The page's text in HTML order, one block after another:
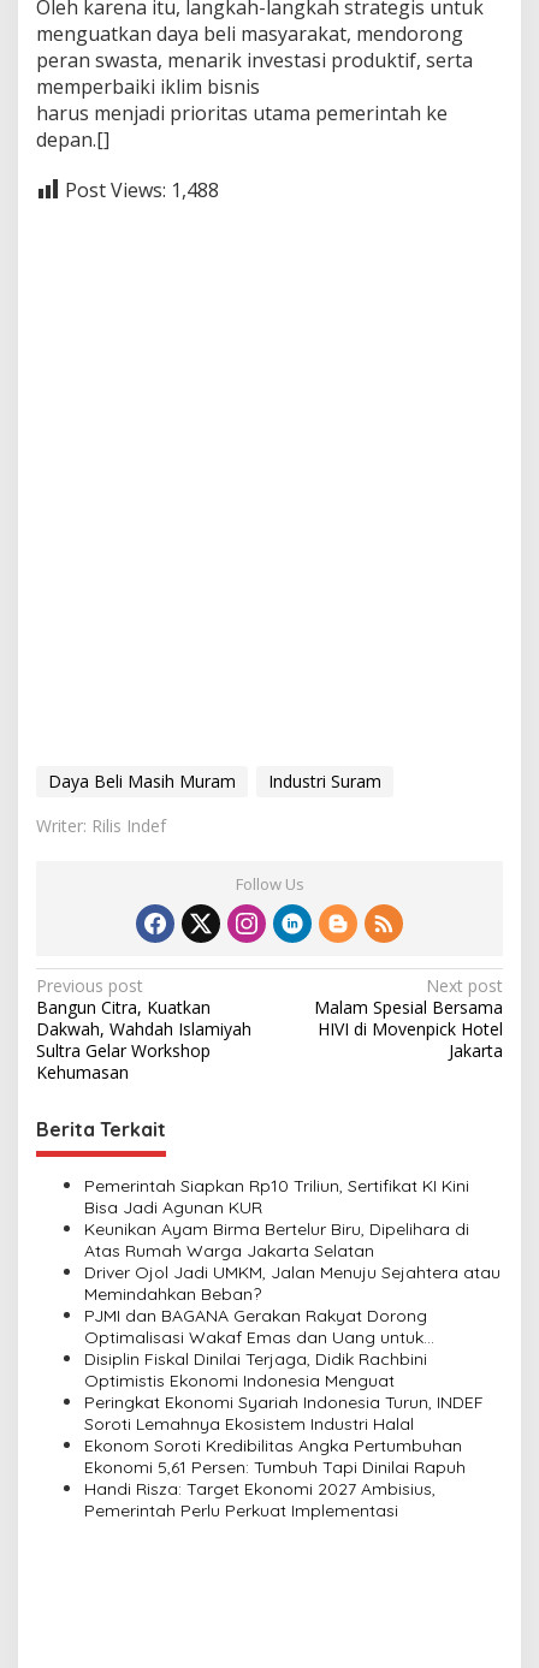
Oleh karena itu, langkah-langkah strategis untuk
menguatkan daya beli masyarakat, mendorong
peran swasta, menarik investasi produktif, serta
memperbaiki iklim bisnis
harus menjadi prioritas utama pemerintah ke
depan.[]
Post Views: 1,488
Daya Beli Masih Muram
Industri Suram
Writer: Rilis Indef
Follow Us
P
o
s
t
n
a
Previous post
Bangun Citra, Kuatkan
Dakwah, Wahdah Islamiyah
Sultra Gelar Workshop
Kehumasan
Next post
Malam Spesial Bersama
HIVI di Movenpick Hotel
Jakarta
Berita Terkait
Pemerintah Siapkan Rp10 Triliun, Sertifikat KI Kini
Bisa Jadi Agunan KUR
Keunikan Ayam Birma Bertelur Biru, Dipelihara di
Atas Rumah Warga Jakarta Selatan
Driver Ojol Jadi UMKM, Jalan Menuju Sejahtera atau
Memindahkan Beban?
PJMI dan BAGANA Gerakan Rakyat Dorong
Optimalisasi Wakaf Emas dan Uang untuk
Pemberdayaan Umat
Disiplin Fiskal Dinilai Terjaga, Didik Rachbini
Optimistis Ekonomi Indonesia Menguat
Peringkat Ekonomi Syariah Indonesia Turun, INDEF
Soroti Lemahnya Ekosistem Industri Halal
Ekonom Soroti Kredibilitas Angka Pertumbuhan
Ekonomi 5,61 Persen: Tumbuh Tapi Dinilai Rapuh
Handi Risza: Target Ekonomi 2027 Ambisius,
Pemerintah Perlu Perkuat Implementasi